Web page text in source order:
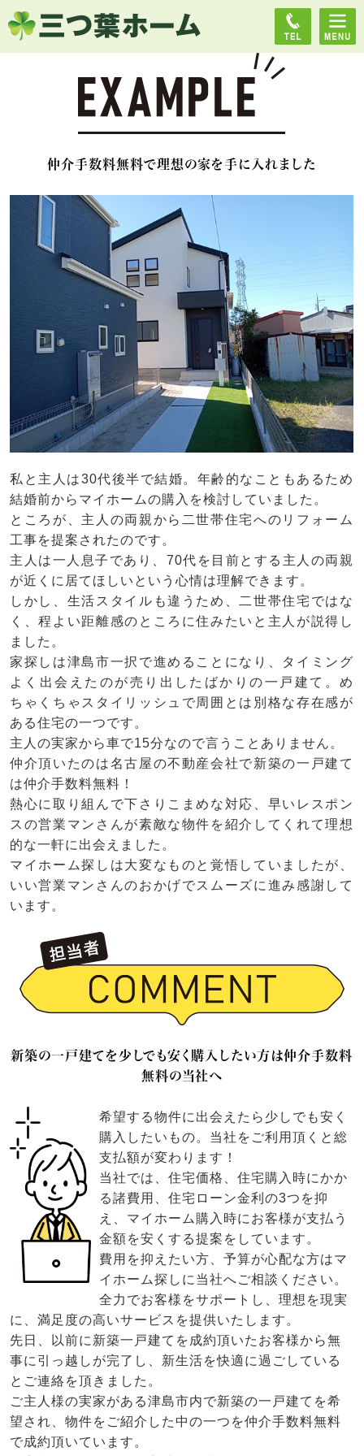
仲介手数料無料で理想の家を手に入れました
私と主人は30代後半で結婚。年齢的なこともあるため
結婚前からマイホームの購入を検討していました。
ところが、主人の両親から二世帯住宅へのリフォーム
工事を提案されたのです。
主人は一人息子であり、70代を目前とする主人の両親
が近くに居てほしいという心情は理解できます。
しかし、生活スタイルも違うため、二世帯住宅ではな
く、程よい距離感のところに住みたいと主人が説得し
ました。
家探しは津島市一択で進めることになり、タイミング
よく出会えたのが売り出したばかりの一戸建て。め
ちゃくちゃスタイリッシュで周囲とは別格な存在感が
ある住宅の一つです。
主人の実家から車で15分なので言うことありません。
仲介頂いたのは名古屋の不動産会社で新築の一戸建て
は仲介手数料無料！
熱心に取り組んで下さりこまめな対応、早いレスポン
スの営業マンさんが素敵な物件を紹介してくれて理想
的な一軒に出会えました。
マイホーム探しは大変なものと覚悟していましたが、
いい営業マンさんのおかげでスムーズに進み感謝して
います。
新築の一戸建てを少しでも安く購入したい方は仲介手数料
無料の当社へ
希望する物件に出会えたら少しでも安く
購入したいもの。当社をご利用頂くと総
支払額が変わります！
当社では、住宅価格、住宅購入時にかか
る諸費用、住宅ローン金利の3つを抑
え、マイホーム購入時にお客様が支払う
金額を安くする提案をしています。
費用を抑えたい方、予算が心配な方はマ
イホーム探しに当社へご相談ください。
全力でお客様をサポートし、理想を現実
に、満足度の高いサービスを提供いたします。
先日、以前に新築一戸建てを成約頂いたお客様から無
事に引っ越しが完了し、新生活を快適に過ごしている
とご連絡を頂きました。
ご主人様の実家がある津島市内で新築の一戸建てを希
望され、物件をご紹介した中の一つを仲介手数料無料
で成約頂いています。